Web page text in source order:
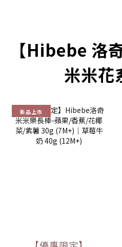
【Hibebe 洛
米米花
新品上市